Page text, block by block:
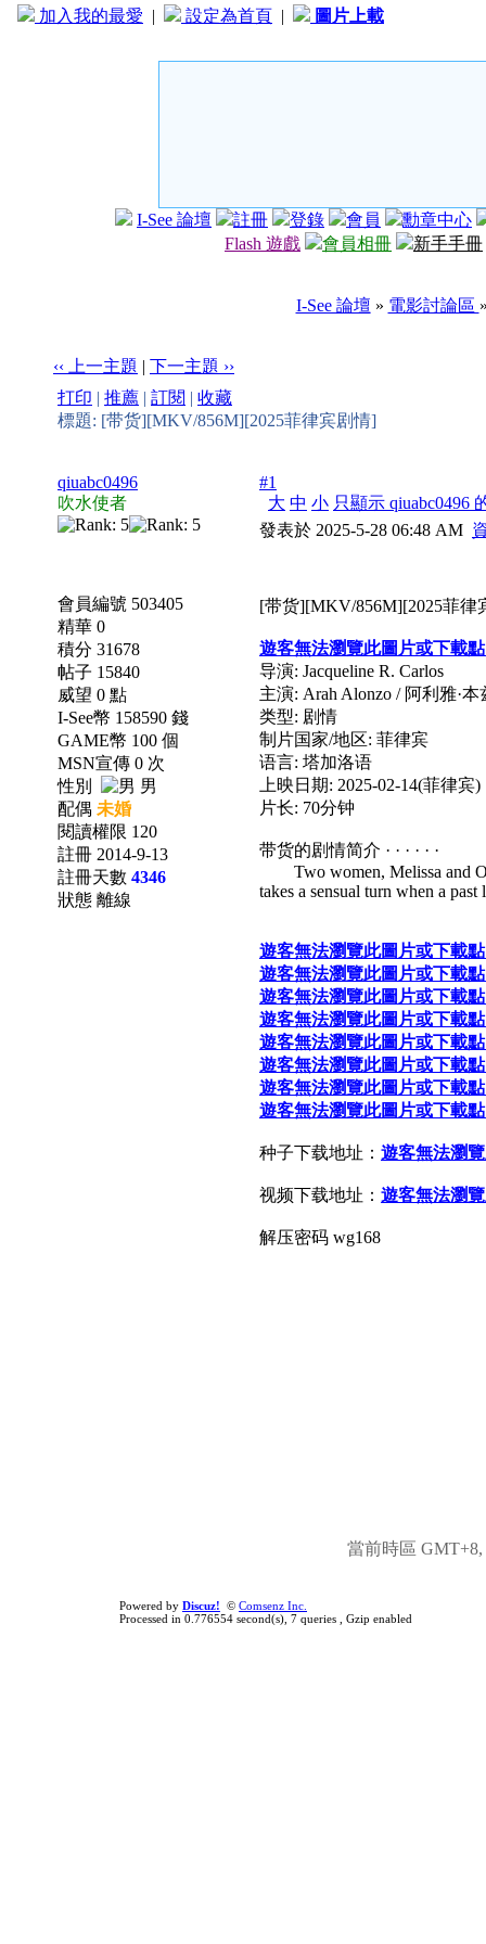
加入我的最愛 | 設定為首頁 | 圖片上載
I-See 論壇 註冊 登錄 會員
勳章中心
Flash 遊戲
會員相冊 新手手冊
I-See 論壇 » 電影討論區
‹‹ 上一主題 | 下一主題 ››
打印 | 推薦 | 訂閱 | 收藏
標題: [带货][MKV/856M][2025菲律宾剧情]
qiuabc0496
吹水使者
會員編號 503405
精華 0
積分 31678
帖子 15840
威望 0 點
I-See幣 158590 錢
GAME幣 100 個
MSN宣傳 0 次
性別
男
配偶 未婚
閱讀權限 120
註冊 2014-9-13
註冊天數 4346
狀態 離線
#1
大 中 小 只顯示 qiuabc0496
發表於 2025-5-28 06:48 AM
[带货][MKV/856M][2025菲律
遊客無法瀏覽此圖片或下載
导演: Jacqueline R. Carlos
主演: Arah Alonzo / 阿利雅·本
类型: 剧情
制片国家/地区: 菲律宾
语言: 塔加洛语
上映日期: 2025-02-14(菲律宾)
片长: 70分钟
带货的剧情简介 · · · · · ·
Two women, Melissa and
takes a sensual turn when a
遊客無法瀏覽此圖片或下載
遊客無法瀏覽此圖片或下載
遊客無法瀏覽此圖片或下載
遊客無法瀏覽此圖片或下載
遊客無法瀏覽此圖片或下載
遊客無法瀏覽此圖片或下載
遊客無法瀏覽此圖片或下載
遊客無法瀏覽此圖片或下載
种子下载地址： 遊客無法瀏
视频下载地址： 遊客無法瀏
解压密码 wg168
當前時區 GMT+8,
Powered by Discuz! © Comsenz Inc.
Processed in 0.776554 second(s), 7 queries , Gzip enabled